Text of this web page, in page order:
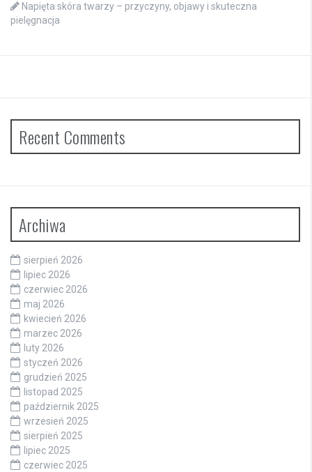
Napięta skóra twarzy – przyczyny, objawy i skuteczna
pielęgnacja
Recent Comments
Archiwa
sierpień 2026
lipiec 2026
czerwiec 2026
maj 2026
kwiecień 2026
marzec 2026
luty 2026
styczeń 2026
grudzień 2025
listopad 2025
październik 2025
wrzesień 2025
sierpień 2025
lipiec 2025
czerwiec 2025